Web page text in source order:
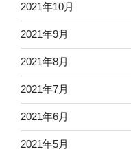
2021年10月
2021年9月
2021年8月
2021年7月
2021年6月
2021年5月